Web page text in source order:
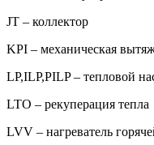
JT – коллектор
KPI – механическая
LP,ILP,PILP – тепловой
LTO – рекуперация тепла
LVV – нагреватель